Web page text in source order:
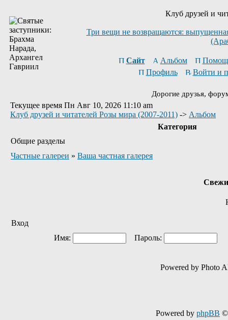
Клуб друзей и
Три вещи не возвращаются:
Сайт Альбом
Профиль
Войти и
Дорогие друзья,
Текущее время Пн Авг 10, 2026 11:10 am
Клуб друзей и читателей Розы мира (2007-2011) -> Альбом
Категория
Общие разделы
Частные галереи » Ваша частная галерея
Вход
Имя:
Пароль:
Powered by Photo
Powered by phpBB ©